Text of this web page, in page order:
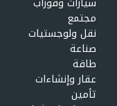
مجتمع
نقل ولوجستيات
صناعة
طاقة
عقار وإنشاءات
تأمين